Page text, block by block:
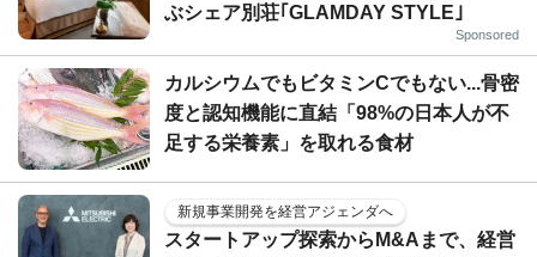
ぶシェア別荘｢GLAMDAY STYLE｣
Sponsored
カルシウムでもビタミンCでもない...骨密
度と認知機能に直結「98%の日本人が不
足する栄養素」を取れる食材
新規事業開発を経営アジェンダへ
スタートアップ探索からM&Aまで、経営